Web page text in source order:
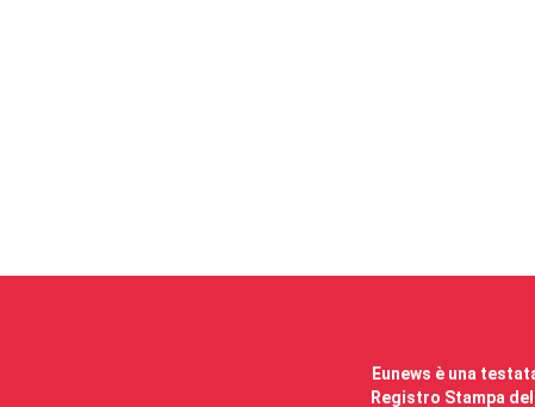
Eunews è una
Registro Stampa